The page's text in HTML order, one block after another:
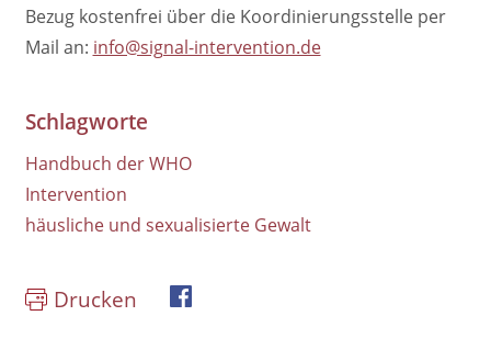
Bezug kostenfrei über die Koordinierungsstelle per
Mail an: info@signal-intervention.de
Schlagworte
Handbuch der WHO
Intervention
häusliche und sexualisierte Gewalt
Drucken